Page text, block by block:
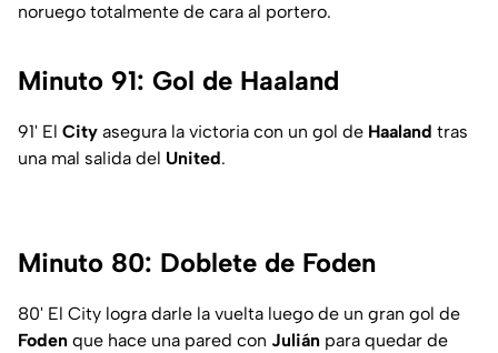
noruego totalmente de cara al portero.
Minuto 91: Gol de Haaland
91' El City asegura la victoria con un gol de Haaland tras
una mal salida del United.
Minuto 80: Doblete de Foden
80' El City logra darle la vuelta luego de un gran gol de
Foden que hace una pared con Julián para quedar de